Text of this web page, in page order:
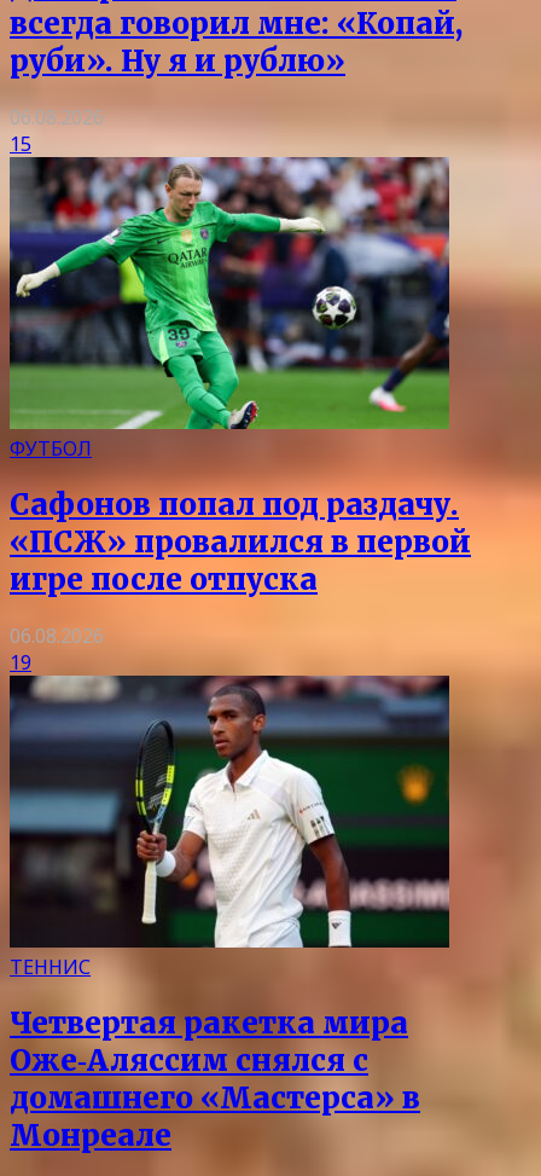
всегда говорил мне: «Копай,
руби». Ну я и рублю»
06.08.2026
15
ФУТБОЛ
Сафонов попал под раздачу.
«ПСЖ» провалился в первой
игре после отпуска
06.08.2026
19
ТЕННИС
Четвертая ракетка мира
Оже‑Аляссим снялся с
домашнего «Мастерса» в
Монреале